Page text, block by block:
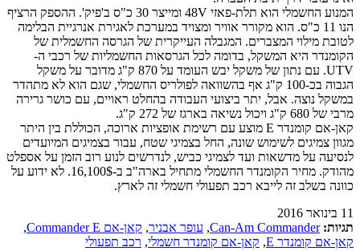
המנוע החשמלי הוא תלת-פאזי 48V ומייצר 30 כ"ס ב'פיק'. ההספק הרציף
הנו 11 כ"ס. הוא מקורר אוויר ומצויד במערכת לאגירת אנרגיית הבלימה
לטובת מילוי המצברים. המגבלה העייקרית של הגרסה החשמלית של
הקומנדר היא המשקל, בדומה לכל הגרסאות החשמליות של רכבי ה-
UTV. עם נתון של משקל יבש העומד על 870 ק"ג מדובר על משקל
הגבוה בכ-100 ק"ג אף בהשוואה לפולריס החשמלי, שגם הוא לא מתהדר
במשקל נוצה. אבל, יתר ביצועי העבודה בהחלט ראויים, עם כושר גרירה
מרבי של 680 ק"ג ויכול נשיאה בארגז של 272 ק"ג.
קאן-אם קומנדר E מוצע עם רשימת אופציות ארוכה, הכוללת בין היתר
מגוון צמיגים לשימוש שונה, החל בצמיגי שטח, עבור בצמיגים המיועדים
לנסיעה על מדשאות ועד לצמיגי כביש, לנדרשים לנוע רוב הזמן על אספלט
מהודק. מחיר הקומנדר החשמלי מתחיל בארה"ב ב-16,100$. לא ידוע על
כוונה בשלב זה לייבא רכב תפעולי חשמלי זה לארץ.
11 בינואר 2016
תגיות: Can-Am Commander
, עופר אבניר, קאן-אם Commander E
,
קאן-אם קומנדר E
, קאן-אם קומנדר חשמלי, רכב תפעולי